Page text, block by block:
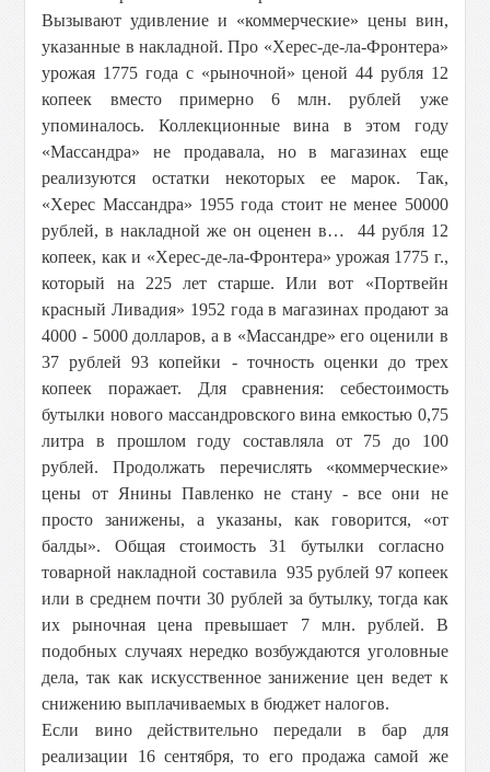
Вызывают удивление и «коммерческие» цены вин,
указанные в накладной. Про «Херес-де-ла-Фронтера»
урожая 1775 года с «рыночной» ценой 44 рубля 12
копеек вместо примерно 6 млн. рублей уже
упоминалось. Коллекционные вина в этом году
«Массандра» не продавала, но в магазинах еще
реализуются остатки некоторых ее марок. Так,
«Херес Массандра» 1955 года стоит не менее 50000
рублей, в накладной же он оценен в… 44 рубля 12
копеек, как и «Херес-де-ла-Фронтера» урожая 1775 г.,
который на 225 лет старше. Или вот «Портвейн
красный Ливадия» 1952 года в магазинах продают за
4000 - 5000 долларов, а в «Массандре» его оценили в
37 рублей 93 копейки - точность оценки до трех
копеек поражает. Для сравнения: себестоимость
бутылки нового массандровского вина емкостью 0,75
литра в прошлом году составляла от 75 до 100
рублей. Продолжать перечислять «коммерческие»
цены от Янины Павленко не стану - все они не
просто занижены, а указаны, как говорится, «от
балды». Общая стоимость 31 бутылки согласно
товарной накладной составила 935 рублей 97 копеек
или в среднем почти 30 рублей за бутылку, тогда как
их рыночная цена превышает 7 млн. рублей. В
подобных случаях нередко возбуждаются уголовные
дела, так как искусственное занижение цен ведет к
снижению выплачиваемых в бюджет налогов.
Если вино действительно передали в бар для
реализации 16 сентября, то его продажа самой же